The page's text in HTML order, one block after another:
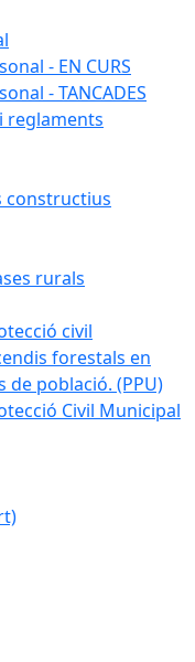
- EN CURS
- TANCADES
reglaments
constructius
rurals
civil
forestals en
de població. (PPU)
Civil Municipal